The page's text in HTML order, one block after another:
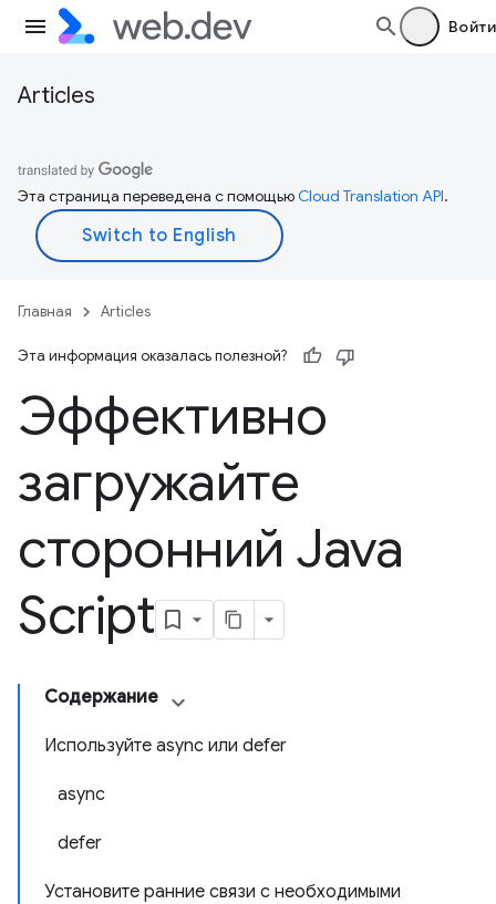
Войти
Articles
Эта страница переведена с помощьюCloud Translation API.
Главная Articles
Эта информация оказалась полезной?
Эффективно
загружайте
сторонний Java
Script
Содержание
Используйте async или defer
async
defer
Установите ранние связи с необходимыми